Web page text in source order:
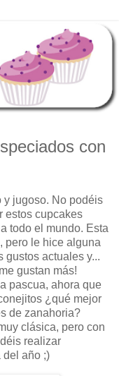
con
y jugoso. No podéis
estos cupcakes
todo el mundo. Esta
pero le hice alguna
gustos actuales y...
gustan más!
pascua, ahora que
¿qué mejor
de zanahoria?
clásica, pero con
realizar
del año ;)